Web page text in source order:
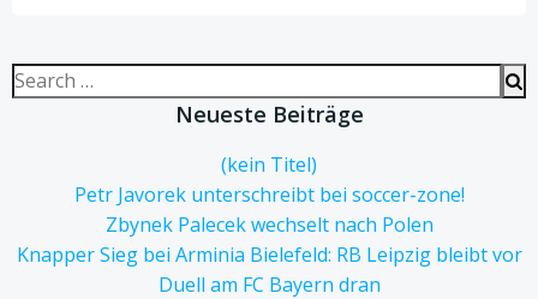
Search
for:
Neueste Beiträge
(kein Titel)
Petr Javorek unterschreibt bei soccer-zone!
Zbynek Palecek wechselt nach Polen
Knapper Sieg bei Arminia Bielefeld: RB Leipzig bleibt vor
Duell am FC Bayern dran